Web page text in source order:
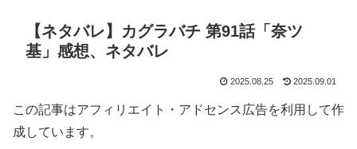
【ネタバレ】カグラバチ 第91話「奈ツ
基」感想、ネタバレ
2025.08.25 2025.09.01
この記事はアフィリエイト・アドセンス広告を利用して作
成しています。